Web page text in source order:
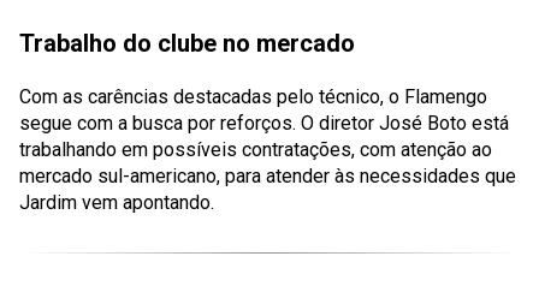
Trabalho do clube no mercado
Com as carências destacadas pelo técnico, o Flamengo
segue com a busca por reforços. O diretor José Boto está
trabalhando em possíveis contratações, com atenção ao
mercado sul-americano, para atender às necessidades que
Jardim vem apontando.